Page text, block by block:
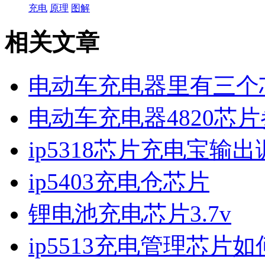
充电 原理 图解
相关文章
电动车充电器里有三个
电动车充电器4820芯
ip5318芯片充电宝输出
ip5403充电仓芯片
锂电池充电芯片3.7v
ip5513充电管理芯片如